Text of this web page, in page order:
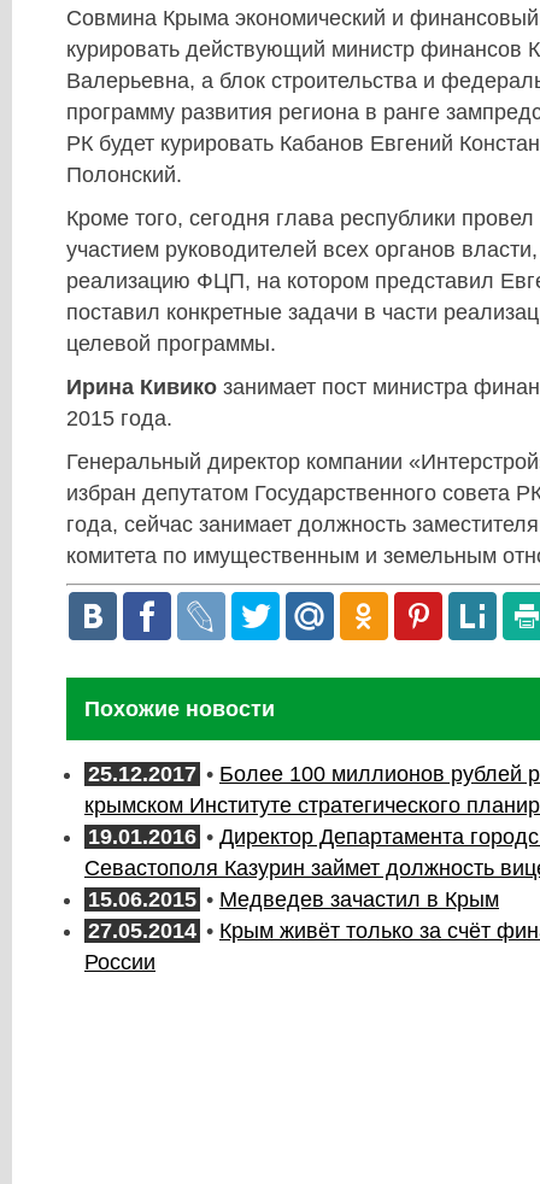
Совмина Крыма экономический и финансовый
курировать действующий министр финансов
Валерьевна, а блок строительства и
программу развития региона в ранге
РК будет курировать Кабанов Евгений
Полонский.
Кроме того, сегодня глава республики
участием руководителей всех органов
реализацию ФЦП, на котором представил
поставил конкретные задачи в части
целевой программы.
Ирина Кивико занимает пост министра
2015 года.
Генеральный директор компании
избран депутатом Государственного совета
года, сейчас занимает должность
комитета по имущественным и земельным
Похожие новости
25.12.2017 • Более 100 миллионов рублей
крымском Институте стратегического
19.01.2016 • Директор Департамента
Севастополя Казурин займет должность
15.06.2015 • Медведев зачастил в Крым
27.05.2014 • Крым живёт только за счёт
России